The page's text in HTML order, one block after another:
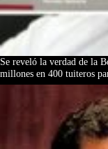
Se reveló la verdad de la
millones en 400 tuiteros